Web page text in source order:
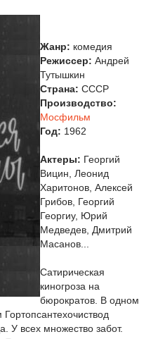
Жанр: комедия
Режиссер: Андрей
Тутышкин
Страна: СССР
Производство:
Мосфильм
Год: 1962
Актеры: Георгий
Вицин, Леонид
Харитонов, Алексей
Грибов, Георгий
Георгиу, Юрий
Медведев, Дмитрий
Масанов...
Сатирическая
киногроза на
бюрократов. В одном
У всех множество забот.